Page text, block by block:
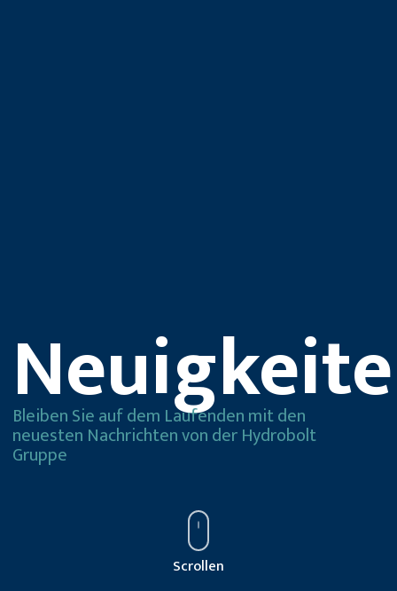
Bleiben Sie auf dem Laufenden mitden
neuesten Nachrichten von derHydrobolt
Gruppe
Scrollen